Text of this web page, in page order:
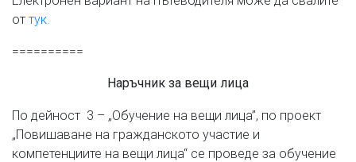
от тук.
==========
Наръчник за вещи лица
По дейност 3 – „Обучение на вещи лица”, по проект
„Повишаване на гражданското участие и
компетенциите на вещи лица“ се проведе за обучение